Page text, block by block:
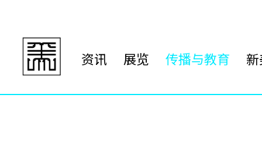
资讯 展览 传播与教育